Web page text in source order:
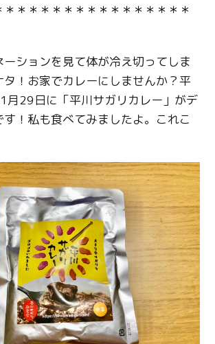
＊＊＊＊＊＊＊＊＊＊＊＊＊＊＊＊
ーションを見て体が冷え切ってしま
タ！お家でカレーにしませんか？平
月29日に「平川サガリカレー」がデ
！私も食べてみましたよ。これこ